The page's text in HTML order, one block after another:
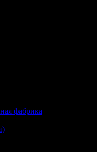
фабрика